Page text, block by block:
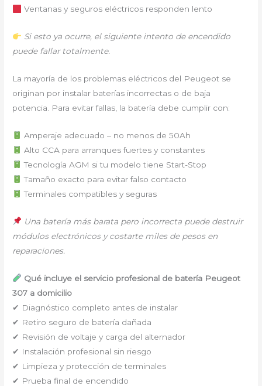
Ventanas y seguros eléctricos responden lento
Si esto ya ocurre, el siguiente intento de encendido
puede fallar totalmente.
La mayoría de los problemas eléctricos del Peugeot se
originan por instalar baterías incorrectas o de baja
potencia. Para evitar fallas, la batería debe cumplir con:
Amperaje adecuado ⁠–⁠ no menos de 50Ah
Alto CCA para arranques fuertes y constantes
Tecnología AGM si tu modelo tiene Start-Stop
Tamaño exacto para evitar falso contacto
Terminales compatibles y seguras
Una batería más barata pero incorrecta puede destruir
módulos electrónicos y costarte miles de pesos en
reparaciones.
Qué incluye el servicio profesional de batería Peugeot
307 a domicilio
✔ Diagnóstico completo antes de instalar
✔ Retiro seguro de batería dañada
✔ Revisión de voltaje y carga del alternador
✔ Instalación profesional sin riesgo
✔ Limpieza y protección de terminales
✔ Prueba final de encendido